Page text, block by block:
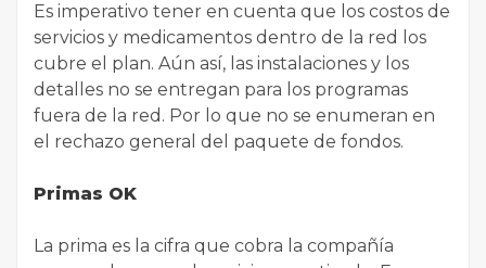
Es imperativo tener en cuenta que los costos de
servicios y medicamentos dentro de la red los
cubre el plan. Aún así, las instalaciones y los
detalles no se entregan para los programas
fuera de la red. Por lo que no se enumeran en
el rechazo general del paquete de fondos.
Primas OK
La prima es la cifra que cobra la compañía